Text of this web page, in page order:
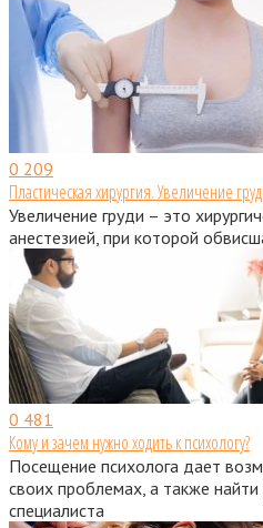
0 209
Пластическая хирургия. Увеличение
Увеличение груди – это
анестезией, при которой
0 481
Кому и зачем нужно ходить к психологу?
Посещение психолога дает
своих проблемах, а также найти
специалиста